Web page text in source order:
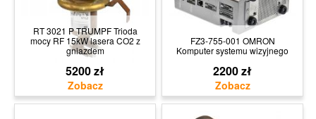
RT 3021 P TRUMPF Trioda
mocy RF 15kW lasera CO2 z
gniazdem
5200 zł
FZ3-755-001 OMRON
Komputer systemu wizyjnego
2200 zł